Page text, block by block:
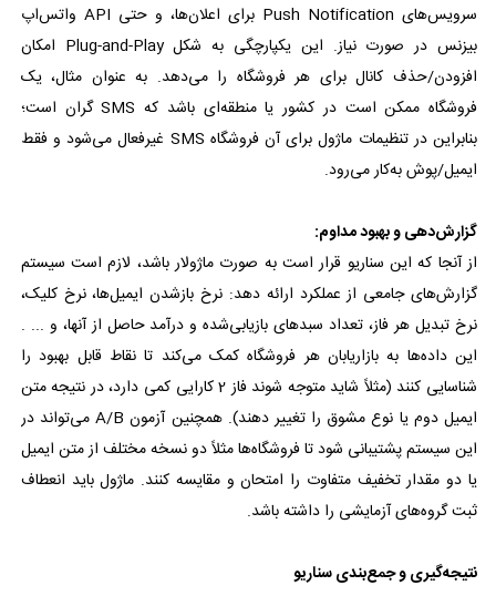
سرویس‌های Push Notification برای اعلان‌ها، و حتی API واتس‌اپ
بیزنس در صورت نیاز. این یکپارچگی به شکل Plug-and-Play امکان
افزودن/حذف کانال برای هر فروشگاه را می‌دهد. به عنوان مثال، یک
فروشگاه ممکن است در کشور یا منطقه‌ای باشد که SMS گران است؛
بنابراین در تنظیمات ماژول برای آن فروشگاه SMS غیرفعال می‌شود و فقط
ایمیل/پوش به‌کار می‌رود.
گزارش‌دهی و بهبود مداوم:
از آنجا که این سناریو قرار است به صورت ماژولار باشد، لازم است سیستم
گزارش‌های جامعی از عملکرد ارائه دهد: نرخ بازشدن ایمیل‌ها، نرخ کلیک،
نرخ تبدیل هر فاز، تعداد سبدهای بازیابی‌شده و درآمد حاصل از آنها، و ... .
این داده‌ها به بازاریابان هر فروشگاه کمک می‌کند تا نقاط قابل بهبود را
شناسایی کنند (مثلاً شاید متوجه شوند فاز 2 کارایی کمی دارد، در نتیجه متن
ایمیل دوم یا نوع مشوق را تغییر دهند). همچنین آزمون A/B می‌تواند در
این سیستم پشتیبانی شود تا فروشگاه‌ها مثلاً دو نسخه مختلف از متن ایمیل
یا دو مقدار تخفیف متفاوت را امتحان و مقایسه کنند. ماژول باید انعطاف
ثبت گروه‌های آزمایشی را داشته باشد.
نتیجه‌گیری و جمع‌بندی سناریو